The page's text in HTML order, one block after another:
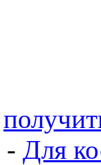
- Для